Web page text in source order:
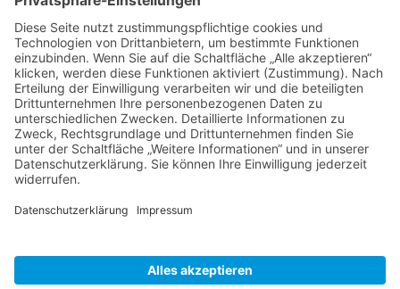
Ms word to PDF
Manuellsen 28. Mai 2026 um 10:31
Künstliche Intelligenz in der
Plattformentwicklung
MasonOgden 24. August 2025 um 10:58
Was habt ihr euch zuletzt gekauft?
LarsKlars 3. März 2025 um 10:08
Kontakt